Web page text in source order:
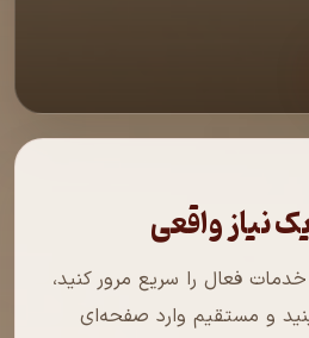
نیاز واقعی
فعال را سریع مرور کنید،
و مستقیم وارد صفحه‌ای